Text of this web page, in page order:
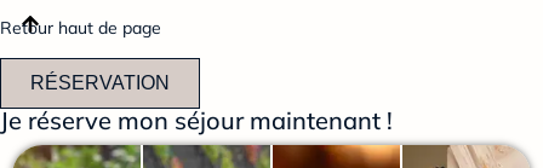
Retour haut de page
RÉSERVATION
Je réserve mon séjour maintenant !